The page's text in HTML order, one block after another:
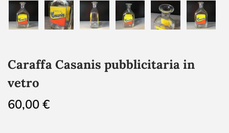
Caraffa Casanis pubblicitaria in
vetro
60,00€